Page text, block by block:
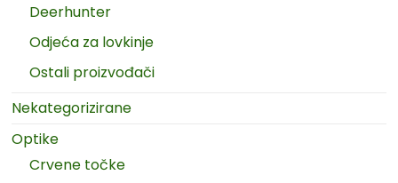
Deerhunter
Odjeća za lovkinje
Ostali proizvođači
Nekategorizirane
Optike
Crvene točke